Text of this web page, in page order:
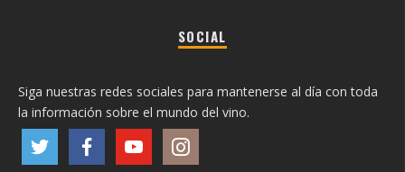
SOCIAL
Siga nuestras redes sociales para mantenerse al día con toda
la información sobre el mundo del vino.